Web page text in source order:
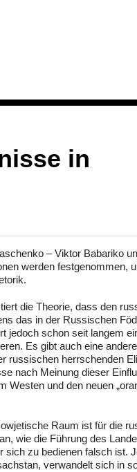
in
– Viktor Babariko
werden festgenommen,
die Theorie, dass den
das in der Russischen
jedoch schon seit langem
Es gibt auch eine
russischen herrschenden
nach Meinung dieser
Westen und den neuen
Raum ist für die
wie die Führung des
sich zu bedienen falsch ist.
verwandelt sich in